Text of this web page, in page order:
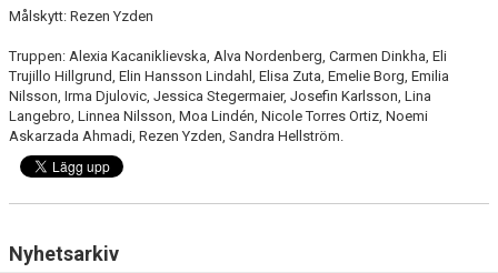
Målskytt: Rezen Yzden
Truppen: Alexia Kacaniklievska, Alva Nordenberg, Carmen Dinkha, Eli
Trujillo Hillgrund, Elin Hansson Lindahl, Elisa Zuta, Emelie Borg, Emilia
Nilsson, Irma Djulovic, Jessica Stegermaier, Josefin Karlsson, Lina
Langebro, Linnea Nilsson, Moa Lindén, Nicole Torres Ortiz, Noemi
Askarzada Ahmadi, Rezen Yzden, Sandra Hellström.
Nyhetsarkiv